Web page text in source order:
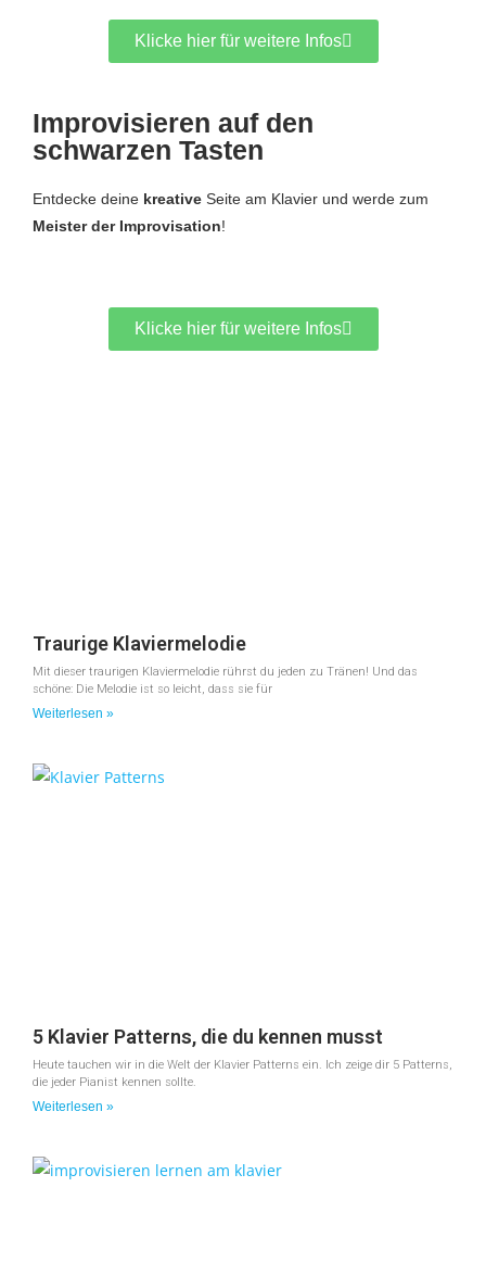
Klicke hier für weitere Infos
Improvisieren auf den
schwarzen Tasten
Entdecke deine kreative Seite am Klavier und werde zum
Meister der Improvisation!
Klicke hier für weitere Infos
Traurige Klaviermelodie
Mit dieser traurigen Klaviermelodie rührst du jeden zu Tränen! Und das
schöne: Die Melodie ist so leicht, dass sie für
Weiterlesen »
5 Klavier Patterns, die du kennen musst
Heute tauchen wir in die Welt der Klavier Patterns ein. Ich zeige dir 5 Patterns,
die jeder Pianist kennen sollte.
Weiterlesen »